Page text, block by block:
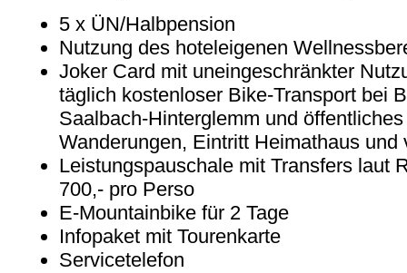
5 x ÜN/Halbpension
Nutzung des hoteleigenen
Joker Card mit uneingeschränkter
täglich kostenloser Bike-Transport bei
Saalbach-Hinterglemm und
Wanderungen, Eintritt Heimathaus und
Leistungspauschale mit Transfers laut
700,- pro Perso
E-Mountainbike für 2 Tage
Infopaket mit Tourenkarte
Servicetelefon